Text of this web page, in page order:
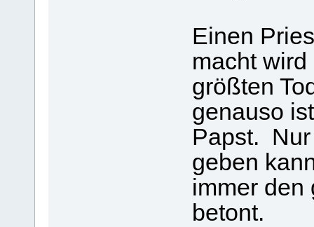
Einen
macht
größten
genauso
Papst.
geben
immer den
betont.